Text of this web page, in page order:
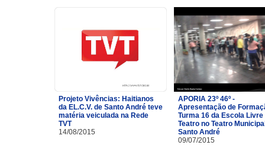
Projeto Vivências: Haitianos
da EL.C.V. de Santo André teve
matéria veiculada na Rede
TVT
14/08/2015
APORIA 23º 46º -
Apresentação de
Turma 16 da Escola Livre
Teatro no Teatro
Santo André
09/07/2015